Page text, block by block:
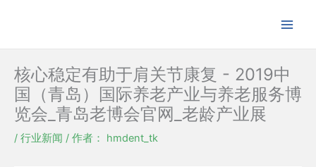
内
核心稳定有助于肩关节康复 - 2019中
国（青岛）国际养老产业与养老服务博
览会_青岛老博会官网_老龄产业展
/ 行业新闻 / 作者： hmdent_tk